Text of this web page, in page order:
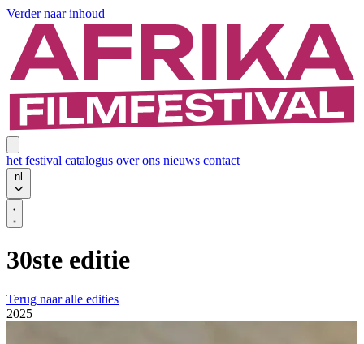
Verder naar inhoud
het festival catalogus over ons nieuws contact
nl
30ste editie
Terug naar alle edities
2025